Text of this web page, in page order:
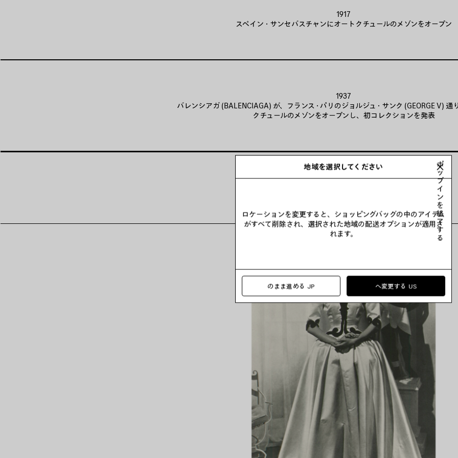
1917
スペイン・サンセバスチャンにオートクチュールのメゾンをオープン
1937
バレンシアガ (BALENCIAGA) が、フランス・パリのジョルジュ・サンク (GEORGE V) 通
クチュールのメゾンをオープンし、初コレクションを発表
地域を選択してください
ポ
ッ
プ
イ
ン
を
終
了
す
る
ロケーションを変更すると、ショッピングバッグの中のアイテム
がすべて削除され、選択された地域の配送オプションが適用さ
れます。
のまま進める JP へ変更する US